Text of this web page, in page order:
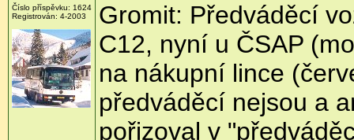
Číslo příspěvku: 1624
Registrován: 4-2003
Gromit: Předváděcí
C12, nyní u ČSAP
na nákupní lince
předváděcí nejsou a
pořizoval v